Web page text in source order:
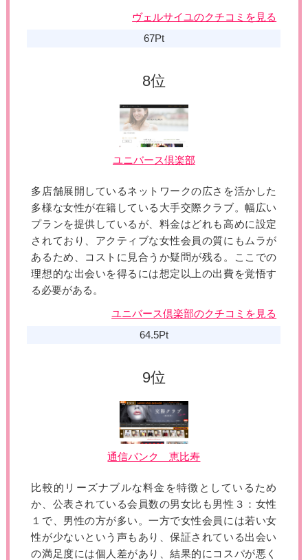
ヴェルサイユのクチコミを見る
67Pt
ユニバース倶楽部
多店舗展開しているネットワークの広さを活かした
多様な女性が在籍している大手交際クラブ。幅広い
プランを提供しているが、料金はどれも高めに設定
されており、アクティブな女性会員の質にもムラが
あるため、コストに見合うか疑問が残る。ここでの
理想的な出会いを得るには想定以上の出費を覚悟す
る必要がある。
ユニバース倶楽部のクチコミを見る
64.5Pt
通信バンク 恵比寿
比較的リーズナブルな料金を特徴としているため
か、公表されている会員数の男女比も男性３：女性
１で、男性の方が多い。一方で女性会員には若い女
性が少ないという声もあり、保証されている出会い
の満足度には個人差があり、結果的にコスパが悪く